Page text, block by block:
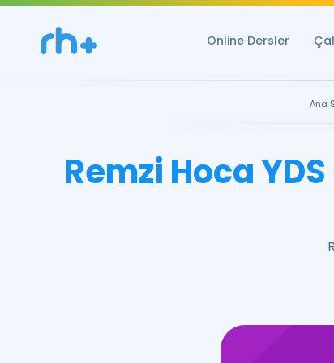
Online Dersler
Ana
Remzi Hoca